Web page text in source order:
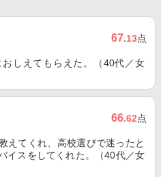
67.13点
しえてもらえた。（40代／女
66.62点
えてくれ、高校選びで迷ったと
イスをしてくれた。（40代／女